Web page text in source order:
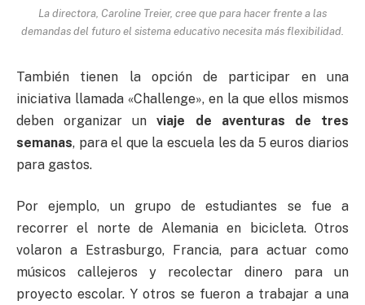
La directora, Caroline Treier, cree que para hacer frente a las
demandas del futuro el sistema educativo necesita más flexibilidad.
También tienen la opción de participar en una
iniciativa llamada «Challenge», en la que ellos mismos
deben organizar un viaje de aventuras de tres
semanas, para el que la escuela les da 5 euros diarios
para gastos.
Por ejemplo, un grupo de estudiantes se fue a
recorrer el norte de Alemania en bicicleta. Otros
volaron a Estrasburgo, Francia, para actuar como
músicos callejeros y recolectar dinero para un
proyecto escolar. Y otros se fueron a trabajar a una